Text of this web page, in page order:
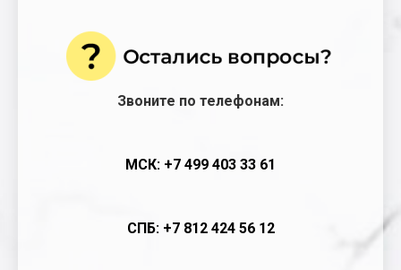
Звоните по телефонам:
МСК: +7 499 403 33 61
СПБ: +7 812 424 56 12